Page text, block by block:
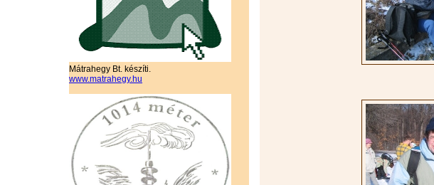
Mátrahegy Bt. készíti.
www.matrahegy.hu